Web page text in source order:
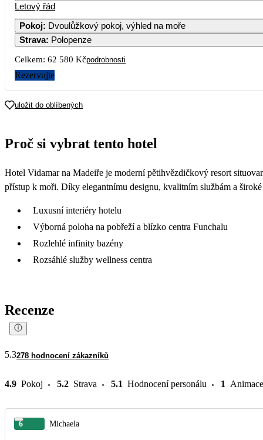
Letový řád
Pokoj: Dvoulůžkový pokoj, výhled na moře
Strava: Polopenze
Celkem: 62 580 Kčpodrobnosti
Rezervujte
uložit do oblíbených
Proč si vybrat tento hotel
Hotel Vidamar na Madeiře je moderní pětihvězdičkový resort
přístup k moři. Díky elegantnímu designu, kvalitním službám a
Luxusní interiéry hotelu
Výborná poloha na pobřeží a blízko centra Funchalu
Rozlehlé infinity bazény
Rozsáhlé služby wellness centra
Recenze
5.3278 hodnocení zákazníků
4.9 Pokoj 5.2 Strava 5.1 Hodnocení personálu 1 Animace
6 Michaela